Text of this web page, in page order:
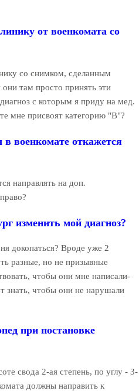
от военкомата со
со снимком, сделанным
там просто принять эти
с которым я приду на мед.
мне присвоят категорию "В"?
в военкомате откажется
направлять на доп.
изменить мой диагноз?
докопаться? Вроде уже 2
разные, но не призывные
чтобы они мне написали-
знать, чтобы они не нарушали
при постановке
свода 2-ая степень, по углу - 3-
должны направить к